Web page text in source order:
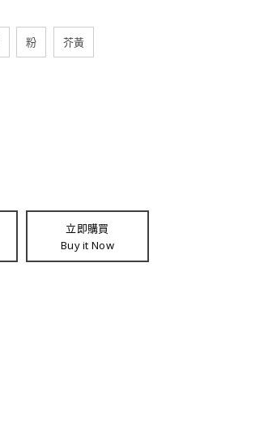
粉 芥黃
立即購買
Buy it Now